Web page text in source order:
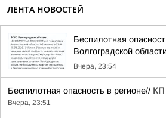
ЛЕНТА НОВОСТЕЙ
Беспилотная
Волгоградской
Вчера, 23:54
Беспилотная опасность в регионе// КП
Вчера, 23:51